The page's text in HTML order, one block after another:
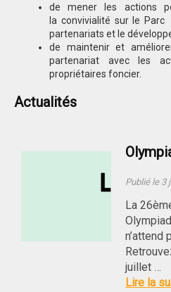
de mener les actions
la convivialité sur le
partenariats et le
de maintenir et
partenariat avec les
propriétaires foncier.
Actualités
Publié le 3
La
n’attend
juillet …
Lire la